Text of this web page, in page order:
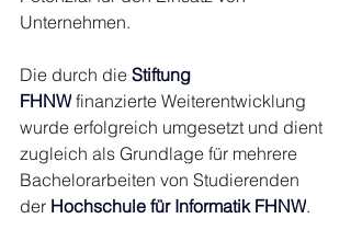
Unternehmen.
Die durch die Stiftung
FHNW finanzierte Weiterentwicklung
wurde erfolgreich umgesetzt und dient
zugleich als Grundlage für mehrere
Bachelorarbeiten von Studierenden
der Hochschule für Informatik FHNW.